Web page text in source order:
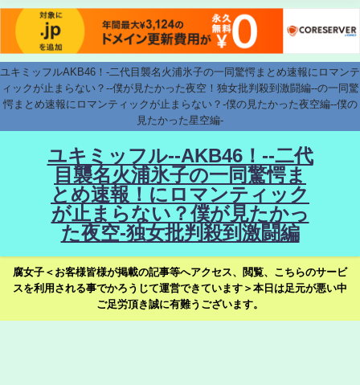
ユキミッフルAKB46！-二代目襲名火浦氷子の一同驚愕まとめ速報にロマンテ
ィックが止まらない？--僕が見たかった夜空！独女批判殺到激闘編--の一同驚
愕まとめ速報にロマンティックが止まらない？-僕の見たかった夜空編--僕の
見たかった星空編-
ユキミッフル--AKB46！--二代
目襲名火浦氷子の一同驚愕ま
とめ速報！にロマンティック
が止まらない？僕が見たかっ
た夜空-独女批判殺到激闘編
腐女子＜お客様皆様が掲載の記事等へアクセス、閲覧、こちらのサービ
スを利用される事でかろうじて運営できています＞本日は足元が悪い中
ご足労頂き誠に有難うございます。